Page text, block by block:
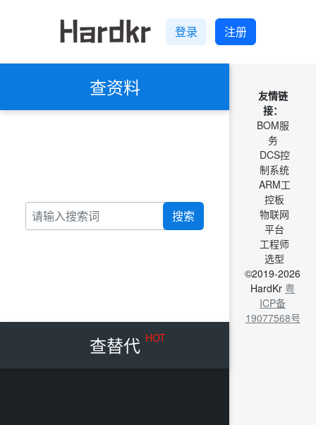
登录 注册
查资料
搜索
查替代 HOT
友情链
接：
BOM服
务
DCS控
制系统
ARM工
控板
物联网
平台
工程师
选型
©2019-2026
HardKr 粤
ICP备
19077568号